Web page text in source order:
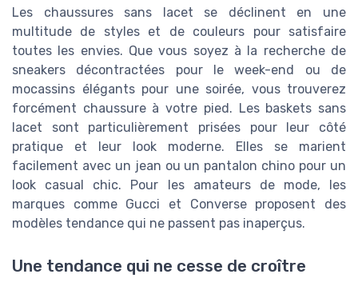
Les chaussures sans lacet se déclinent en une
multitude de styles et de couleurs pour satisfaire
toutes les envies. Que vous soyez à la recherche de
sneakers décontractées pour le week-end ou de
mocassins élégants pour une soirée, vous trouverez
forcément chaussure à votre pied. Les baskets sans
lacet sont particulièrement prisées pour leur côté
pratique et leur look moderne. Elles se marient
facilement avec un jean ou un pantalon chino pour un
look casual chic. Pour les amateurs de mode, les
marques comme Gucci et Converse proposent des
modèles tendance qui ne passent pas inaperçus.
Une tendance qui ne cesse de croître